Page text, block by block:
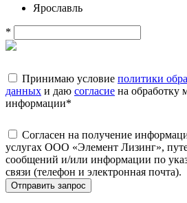
Ярославль
*
Принимаю условие политики
данных и даю согласие на обработку
информации*
Согласен на получение
услугах ООО «Элемент Лизинг»,
сообщений и/или информации по
связи (телефон и электронная почта).
Отправить запрос